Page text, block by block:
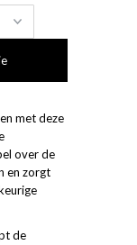
met deze
over de
en zorgt
de